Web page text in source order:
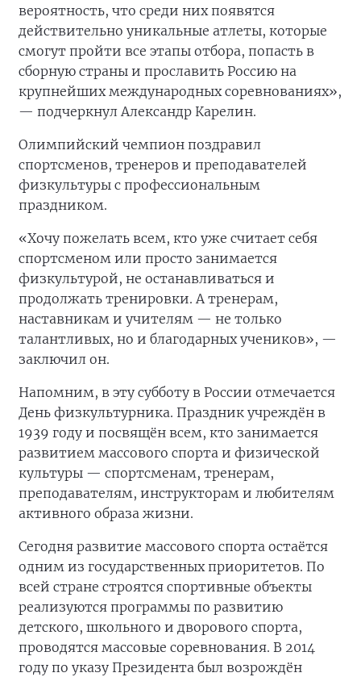
вероятность, что среди них появятся
действительно уникальные атлеты, которые
смогут пройти все этапы отбора, попасть в
сборную страны и прославить Россию на
крупнейших международных соревнованиях»,
— подчеркнул Александр Карелин.
Олимпийский чемпион поздравил
спортсменов, тренеров и преподавателей
физкультуры с профессиональным
праздником.
«Хочу пожелать всем, кто уже считает себя
спортсменом или просто занимается
физкультурой, не останавливаться и
продолжать тренировки. А тренерам,
наставникам и учителям — не только
талантливых, но и благодарных учеников», —
заключил он.
Напомним, в эту субботу в России отмечается
День физкультурника. Праздник учреждён в
1939 году и посвящён всем, кто занимается
развитием массового спорта и физической
культуры — спортсменам, тренерам,
преподавателям, инструкторам и любителям
активного образа жизни.
Сегодня развитие массового спорта остаётся
одним из государственных приоритетов. По
всей стране строятся спортивные объекты
реализуются программы по развитию
детского, школьного и дворового спорта,
проводятся массовые соревнования. В 2014
году по указу Президента был возрождён